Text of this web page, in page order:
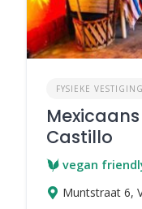
FYSIEKE VESTIGING
Castillo
vegan
Muntstraat 6,